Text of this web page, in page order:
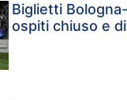
Biglietti
ospiti chiuso e